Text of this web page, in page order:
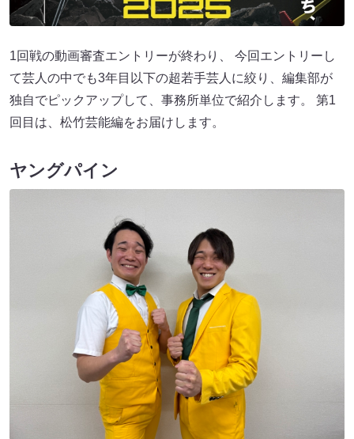
1回戦の動画審査エントリーが終わり、 今回エントリーし
て芸人の中でも3年目以下の超若手芸人に絞り、編集部が
独自でピックアップして、事務所単位で紹介します。 第1
回目は、松竹芸能編をお届けします。
ヤングパイン